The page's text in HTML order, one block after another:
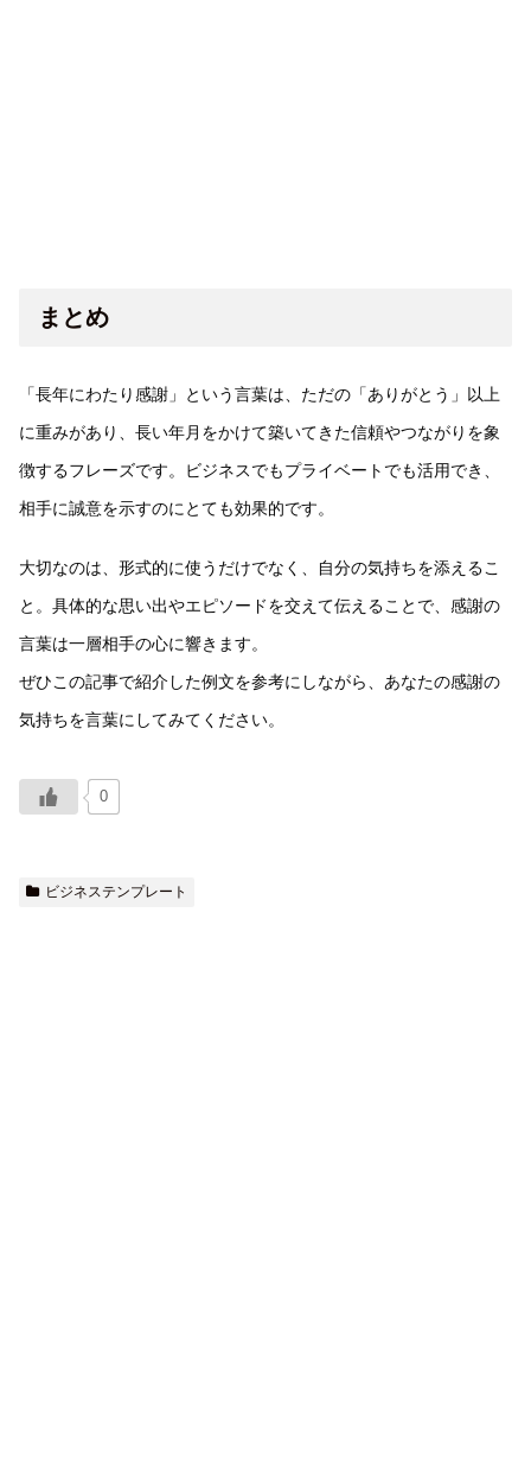
まとめ
「長年にわたり感謝」という言葉は、ただの「ありがとう」以上
に重みがあり、長い年月をかけて築いてきた信頼やつながりを象
徴するフレーズです。ビジネスでもプライベートでも活用でき、
相手に誠意を示すのにとても効果的です。
大切なのは、形式的に使うだけでなく、自分の気持ちを添えるこ
と。具体的な思い出やエピソードを交えて伝えることで、感謝の
言葉は一層相手の心に響きます。
ぜひこの記事で紹介した例文を参考にしながら、あなたの感謝の
気持ちを言葉にしてみてください。
0
ビジネステンプレート